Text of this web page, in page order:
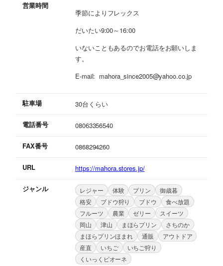
営業時間
季節によりフレックス
だいたい9:00～16:00
いないこともあるのでお電話をお願いしま
す。
E-mail: mahora_since2005@yahoo.co.jp
駐車場 30台くらい
電話番号 08063356540
FAX番号 0868294260
URL https://mahora.stores.jp/
ジャンル レジャー 体験 プリン
御歳暮
格安
ブドウ狩り ブドウ
食べ放題
フルーツ
農業 ゼリー
スイーツ
岡山
津山 まほらプリン
さちのか
まほらプリンほまれ
通販
アウトドア
産直
いちご
いちご狩り
くいっくピオーネ